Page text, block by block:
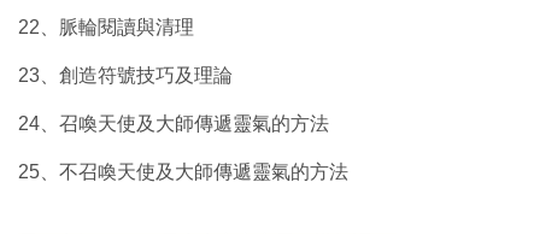
22、脈輪閱讀與清理
23、創造符號技巧及理論
24、召喚天使及大師傳遞靈氣的方法
25、不召喚天使及大師傳遞靈氣的方法